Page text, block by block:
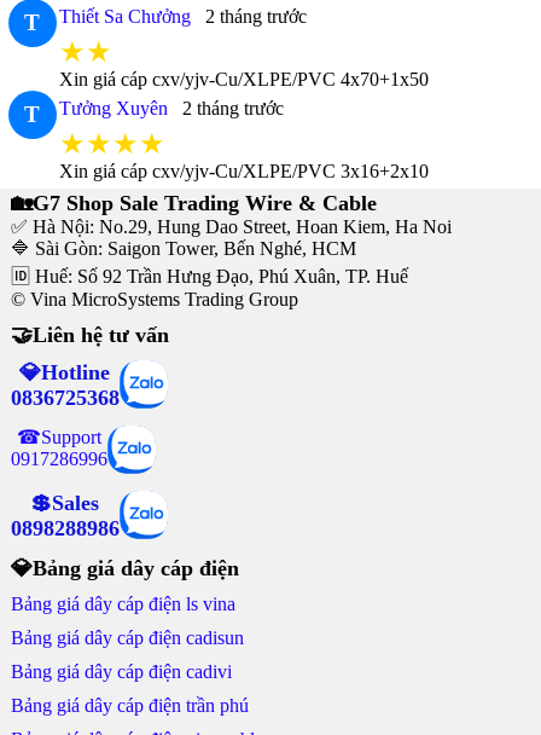
T Thiết Sa Chưởng 2 tháng trước
★★
Xin giá cáp cxv/yjv-Cu/XLPE/PVC 4x70+1x50
T Tưởng Xuyên 2 tháng trước
★★★★
Xin giá cáp cxv/yjv-Cu/XLPE/PVC 3x16+2x10
🏡G7 Shop Sale Trading Wire & Cable
✅ Hà Nội: No.29, Hung Dao Street, Hoan Kiem, Ha Noi
🔷 Sài Gòn: Saigon Tower, Bến Nghé, HCM
🆔 Huế: Số 92 Trần Hưng Đạo, Phú Xuân, TP. Huế
© Vina MicroSystems Trading Group
🤝Liên hệ tư vấn
💎Hotline
0836725368
☎Support
0917286996
💲Sales
0898288986
💎Bảng giá dây cáp điện
Bảng giá dây cáp điện ls vina
Bảng giá dây cáp điện cadisun
Bảng giá dây cáp điện cadivi
Bảng giá dây cáp điện trần phú